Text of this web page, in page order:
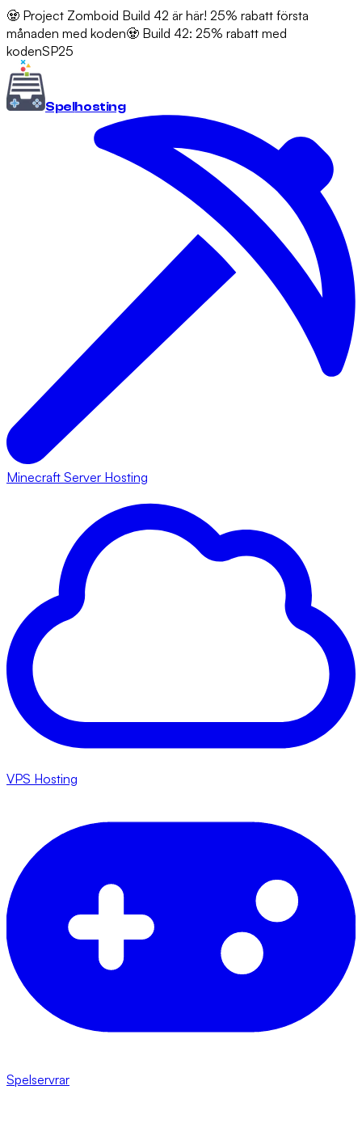
🧟 Project Zomboid Build 42 är här! 25% rabatt första
månaden med koden🧟 Build 42: 25% rabatt med
kodenSP25
Spelhosting
Minecraft Server Hosting
VPS Hosting
Spelservrar